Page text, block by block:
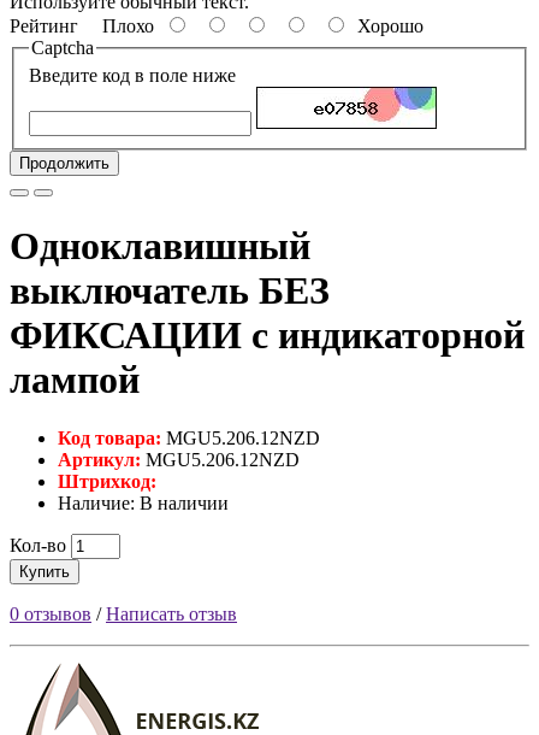
Рейтинг Плохо
Хорошо
Captcha
Введите код в поле ниже
Продолжить
Одноклавишный
выключатель БЕЗ
ФИКСАЦИИ с индикаторной
лампой
Код товара: MGU5.206.12NZD
Артикул: MGU5.206.12NZD
Штрихкод:
Наличие: В наличии
Кол-во
Купить
0 отзывов /Написать отзыв